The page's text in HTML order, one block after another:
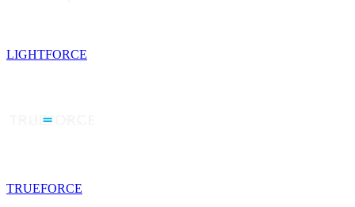
LIGHTFORCE
TRUEFORCE